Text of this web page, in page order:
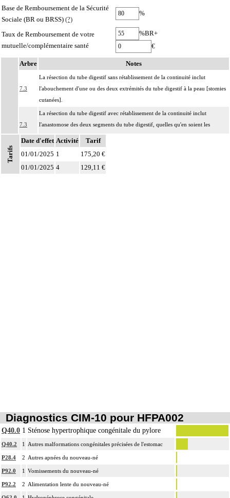
Base de Remboursement de la Sécurité
Sociale (BR ou BRSS) (?)
%
Taux de Remboursement de votre
mutuelle/complémentaire santé
%BR+
€
Notes
Arbre Notes
7.3
La résection du tube digestif sans rétablissement de la continuité inclut
l'abouchement d'une ou des deux extrémités du tube digestif à la peau [stomies
cutanées].
7.3
La résection du tube digestif avec rétablissement de la continuité inclut
l'anastomose des deux segments du tube digestif, quelles qu'en soient les
modalités.
La pose d'une endoprothèse du tube digestif inclut
- le contrôle radiologique.
Tarifs
Date d'effet Activité
Tarif
01/01/2025 1
175,20 €
01/01/2025 4 129,11 €
Diagnostics CIM-10 pour HFPA002
Q40.0 1 Sténose hypertrophique congénitale du pylore
Q40.2 1 Autres malformations congénitales précisées de l'estomac
P28.4 2 Autres apnées du nouveau-né
P92.0 1 Vomissements du nouveau-né
P92.2 2 Alimentation lente du nouveau-né